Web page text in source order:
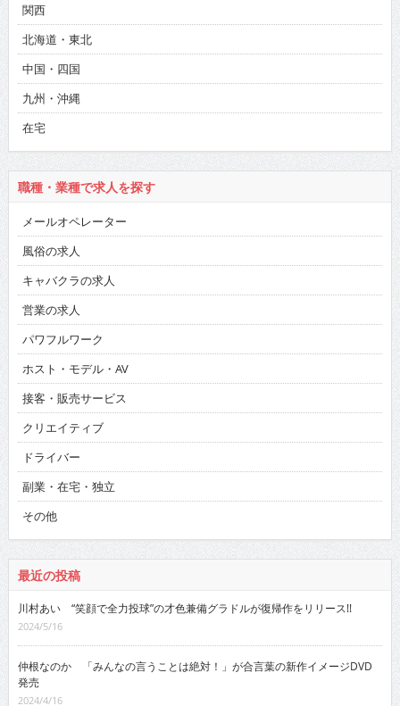
関西
北海道・東北
中国・四国
九州・沖縄
在宅
職種・業種で求人を探す
メールオペレーター
風俗の求人
キャバクラの求人
営業の求人
パワフルワーク
ホスト・モデル・AV
接客・販売サービス
クリエイティブ
ドライバー
副業・在宅・独立
その他
最近の投稿
川村あい “笑顔で全力投球”の才色兼備グラドルが復帰作をリリース!!
2024/5/16
仲根なのか 「みんなの言うことは絶対！」が合言葉の新作イメージDVD
発売
2024/4/16